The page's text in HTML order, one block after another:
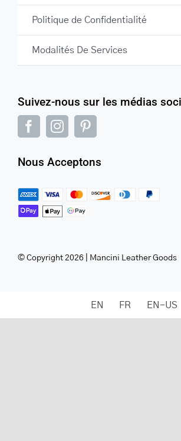
Suivez-nous sur les médias
Nous Acceptons
© Copyright 2026 | Mancini Leather Goods
Politique de Confidentialité
Modalités De Services
EN FR